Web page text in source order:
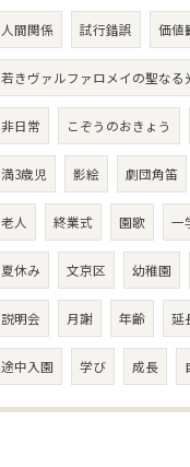
人間関係 試行錯誤 価値
若きヴァルファロメイの聖なる
非日常 こぞうのおきょう
満3歳児 影絵 劇団角笛
老人 終業式 園歌 一
夏休み 文京区 幼稚園
説明会 月謝 年齢 延
途中入園 学び 成長